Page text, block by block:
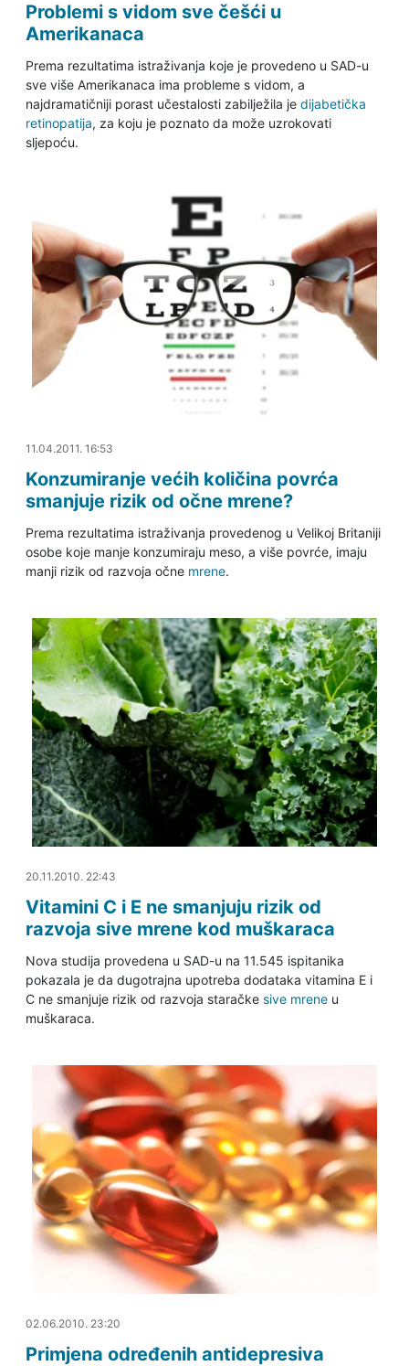
Problemi s vidom sve češći u
Amerikanaca
Prema rezultatima istraživanja koje je provedeno u SAD-u
sve više Amerikanaca ima probleme s vidom, a
najdramatičniji porast učestalosti zabilježila je dijabetička
retinopatija, za koju je poznato da može uzrokovati
sljepoću.
20.06.2011. 22:28
11.04.2011. 16:53
Konzumiranje većih količina povrća
smanjuje rizik od očne mrene?
Prema rezultatima istraživanja provedenog u Velikoj Britaniji
osobe koje manje konzumiraju meso, a više povrće, imaju
manji rizik od razvoja očne mrene.
20.06.2011. 23:11
20.11.2010. 22:43
Vitamini C i E ne smanjuju rizik od
razvoja sive mrene kod muškaraca
Nova studija provedena u SAD-u na 11.545 ispitanika
pokazala je da dugotrajna upotreba dodataka vitamina E i
C ne smanjuje rizik od razvoja staračke sive mreneu
muškaraca.
20.06.2011. 22:32
02.06.2010. 23:20
Primjena određenih antidepresiva